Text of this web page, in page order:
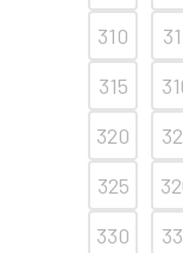
310
315
320
325
330